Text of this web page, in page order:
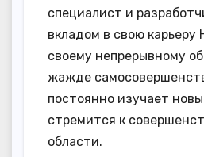
специалист и
вкладом в свою карьеру
своему непрерывному
жажде
постоянно изучает
стремится к
области.